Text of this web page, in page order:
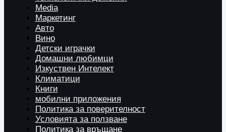
Media
Маркетинг
Авто
Вино
Детски играчки
Домашни любимци
Изкуствен Интелект
Климатици
Книги
мобилни приложения
Политика за поверителност
Условията за ползване
Политика за връщане